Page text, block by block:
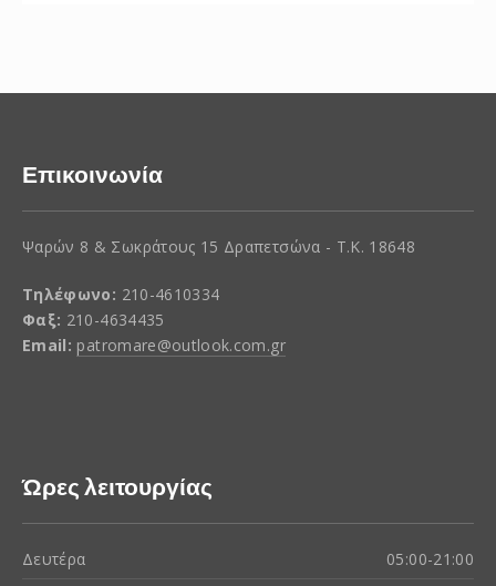
Επικοινωνία
Ψαρών 8 & Σωκράτους 15 Δραπετσώνα - Τ.Κ. 18648
Τηλέφωνο: 210-4610334
Φαξ: 210-4634435
Email: patromare@outlook.com.gr
Ώρες λειτουργίας
Δευτέρα
05:00-21:00